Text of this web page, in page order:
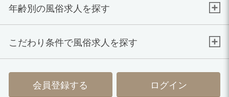
年齢別の風俗求人を探す
こだわり条件で風俗求人を探す
会員登録する ログイン